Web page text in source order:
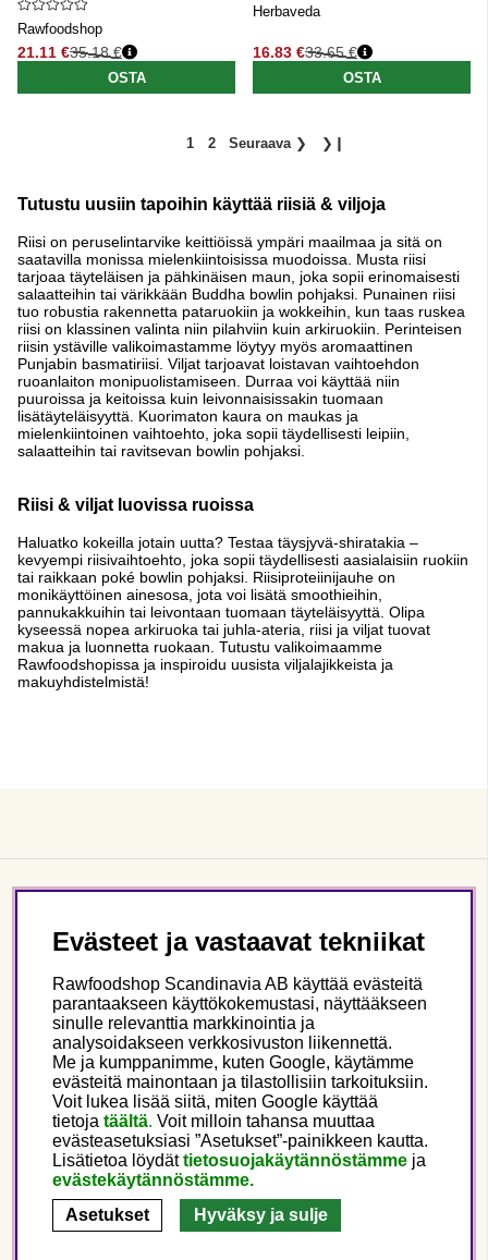
Rawfoodshop
21.11 €
Normaali hinta
35.18 €
OSTA
Herbaveda
16.83 €
Normaali hinta
33.65 €
OSTA
1 2 Seuraava ❯ ❯❙
Tutustu uusiin tapoihin käyttää riisiä & viljoja
Riisi on peruselintarvike keittiöissä ympäri maailmaa ja sitä on
saatavilla monissa mielenkiintoisissa muodoissa. Musta riisi
tarjoaa täyteläisen ja pähkinäisen maun, joka sopii erinomaisesti
salaatteihin tai värikkään Buddha bowlin pohjaksi. Punainen riisi
tuo robustia rakennetta pataruokiin ja wokkeihin, kun taas ruskea
riisi on klassinen valinta niin pilahviin kuin arkiruokiin. Perinteisen
riisin ystäville valikoimastamme löytyy myös aromaattinen
Punjabin basmatiriisi. Viljat tarjoavat loistavan vaihtoehdon
ruoanlaiton monipuolistamiseen. Durraa voi käyttää niin
puuroissa ja keitoissa kuin leivonnaisissakin tuomaan
lisätäyteläisyyttä. Kuorimaton kaura on maukas ja
mielenkiintoinen vaihtoehto, joka sopii täydellisesti leipiin,
salaatteihin tai ravitsevan bowlin pohjaksi.
Riisi & viljat luovissa ruoissa
Haluatko kokeilla jotain uutta? Testaa täysjyvä-shiratakia –
kevyempi riisivaihtoehto, joka sopii täydellisesti aasialaisiin ruokiin
tai raikkaan poké bowlin pohjaksi. Riisiproteiinijauhe on
monikäyttöinen ainesosa, jota voi lisätä smoothieihin,
pannukakkuihin tai leivontaan tuomaan täyteläisyyttä. Olipa
kyseessä nopea arkiruoka tai juhla-ateria, riisi ja viljat tuovat
makua ja luonnetta ruokaan. Tutustu valikoimaamme
Rawfoodshopissa ja inspiroidu uusista viljalajikkeista ja
makuyhdistelmistä!
Seuraa meitä
Tämä on Rawfoodshop
Finland
Evästeet ja vastaavat tekniikat
Rawfoodshop Scandinavia AB käyttää evästeitä
parantaakseen käyttökokemustasi, näyttääkseen
sinulle relevanttia markkinointia ja
analysoidakseen verkkosivuston liikennettä.
Me ja kumppanimme, kuten Google, käytämme
evästeitä mainontaan ja tilastollisiin tarkoituksiin.
Voit lukea lisää siitä, miten Google käyttää
tietoja täältä. Voit milloin tahansa muuttaa
evästeasetuksiasi ”Asetukset”-painikkeen kautta.
Lisätietoa löydättietosuojakäytännöstämme ja
evästekäytännöstämme.
Asetukset
Hyväksy ja sulje